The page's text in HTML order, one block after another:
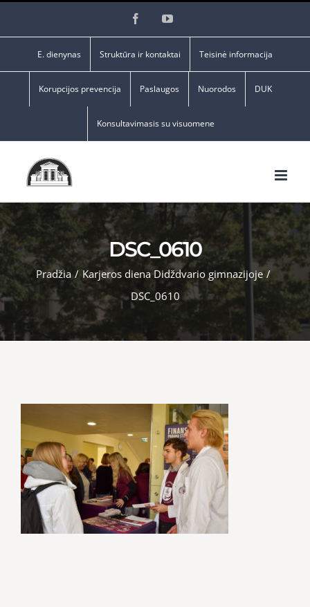
FacebookYouTube
E. dienynas Struktūra ir kontaktai Teisinė informacija
Korupcijos prevencija Paslaugos Nuorodos DUK
Konsultavimasis su visuomene
DSC_0610
Pradžia / Karjeros diena Didždvario gimnazijoje /
DSC_0610